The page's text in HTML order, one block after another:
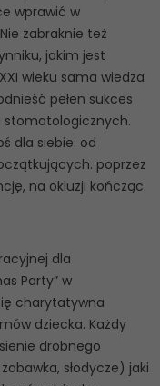
wprawić w
zabraknie też
jakim jest
wieku sama wiedza
pełen sukces
stomatologicznych.
dla siebie: od
poprzez
na okluzji kończąc.
dla
Party” w
charytatywna
dziecka. Każdy
drobnego
słodycze) jaki